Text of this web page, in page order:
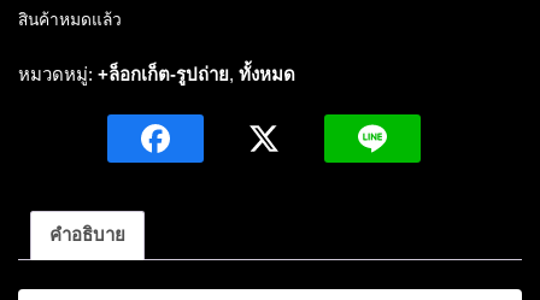
สินค้าหมดแล้ว
หมวดหมู่: +ล็อกเก็ต-รูปถ่าย, ทั้งหมด
คำอธิบาย